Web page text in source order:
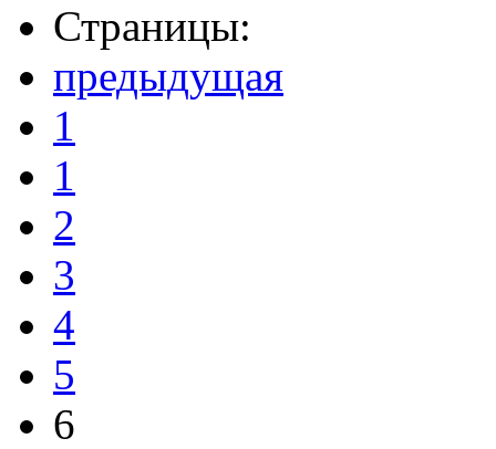
Страницы:
предыдущая
1
1
2
3
4
5
6